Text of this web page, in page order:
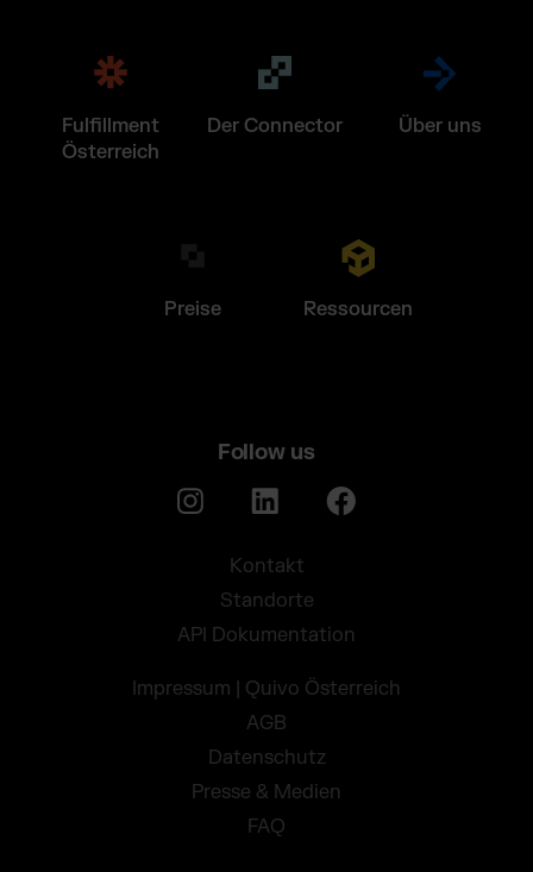
Fulfillment
Österreich
Der Connector Über uns
Preise Ressourcen
Follow us
Kontakt
Standorte
API Dokumentation
Impressum | Quivo Österreich
AGB
Datenschutz
Presse & Medien
FAQ